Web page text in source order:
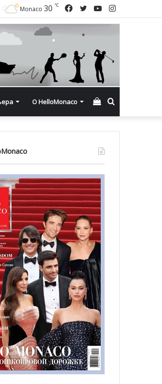
Instagram
YouTube
Twitter
Facebook
Monaco 30 ℃
О HelloMonaco Смотреть
корзину